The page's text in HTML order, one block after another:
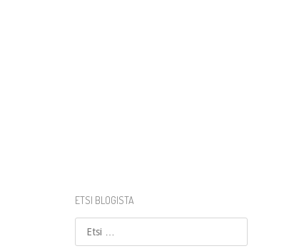
ETSI BLOGISTA
Etsi